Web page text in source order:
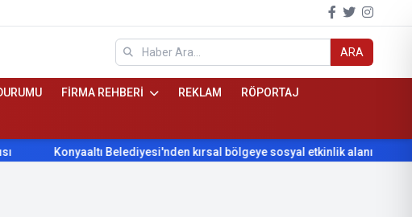
ARA
FİRMA REHBERİ REKLAM RÖPORTAJ
Konyaaltı Belediyesi'nden kırsal bölgeye sosyal etkinlik alanı projesi